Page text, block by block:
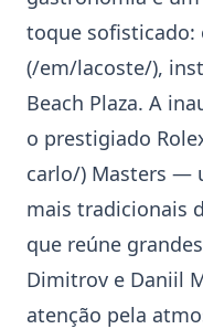
toque sofisticado:
(/em/lacoste/),
Beach Plaza. A
o prestigiado
carlo/) Masters —
mais tradicionais
que reúne
Dimitrov e Daniil
atenção pela